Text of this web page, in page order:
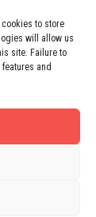
to store
will allow us
site. Failure to
and